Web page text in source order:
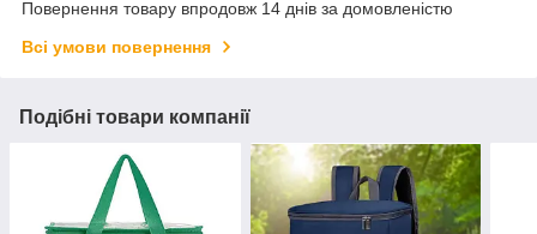
Повернення товару впродовж 14 днів за домовленістю
Всі умови повернення
Подібні товари компанії